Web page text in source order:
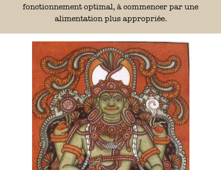
fonctionnement optimal, à commencer par une
alimentation plus appropriée.